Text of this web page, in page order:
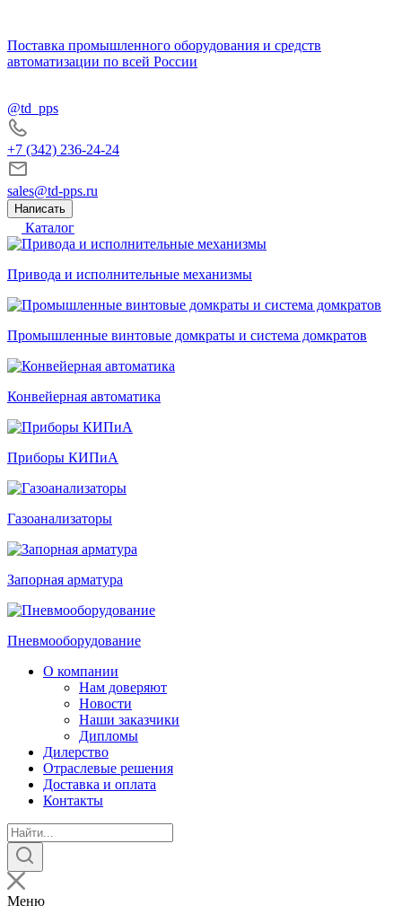
Поставка промышленного оборудования и средств
автоматизации по всей России
@td_pps
+7 (342) 236-24-24
sales@td-pps.ru
Написать
Каталог
Привода и исполнительные механизмы
Промышленные винтовые домкраты и система домкратов
Конвейерная автоматика
Приборы КИПиА
Газоанализаторы
Запорная арматура
Пневмооборудование
О компании
Нам доверяют
Новости
Наши заказчики
Дипломы
Дилерство
Отраслевые решения
Доставка и оплата
Контакты
Поиск
товаров
Меню